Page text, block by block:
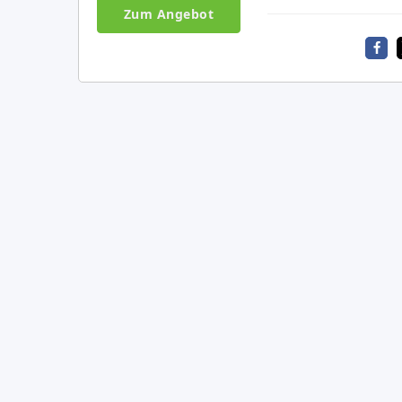
Zum Angebot